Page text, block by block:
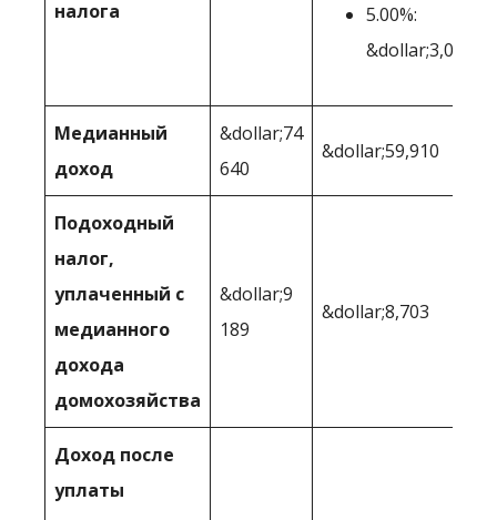
налога
5.00%:
&dollar;3,001+
Медианный
доход
&dollar;74
640
&dollar;59,910
Подоходный
налог,
уплаченный с
медианного
дохода
домохозяйства
&dollar;9
189
&dollar;8,703
Доход после
уплаты